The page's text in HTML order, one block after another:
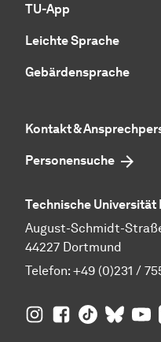
TU-App
Leichte Sprache
Gebärdensprache
Kontakt &
Personensuche
Technische Universität
August-Schmidt-
44227 Dortmund
Telefon: +49 (0)231 /
TU Dortmund auf
TU Dortmund
TU TU